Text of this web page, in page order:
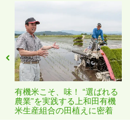
有機米こそ、味！ “選ばれる
農業”を実践する上和田有機
米生産組合の田植えに密着